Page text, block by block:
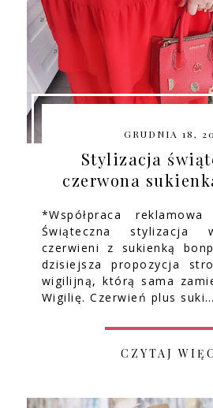
GRUDNIA 18,
Stylizacja
czerwona
*Współpraca
Świąteczna stylizacja
czerwieni z sukienką
dzisiejsza propozycja
wigilijną, którą sama
Wigilię. Czerwień plus suki…
CZYTAJ